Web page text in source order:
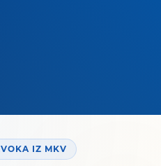
IZ MKV